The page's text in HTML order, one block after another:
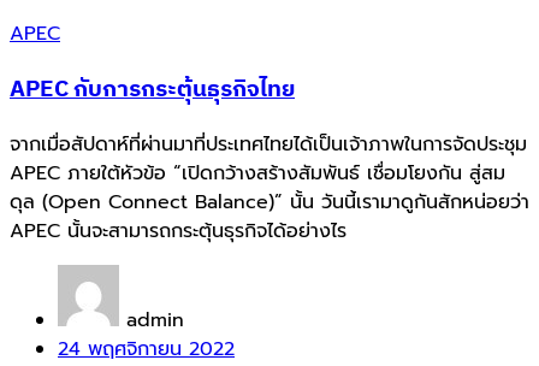
APEC
APEC กับการกระตุ้นธุรกิจไทย
จากเมื่อสัปดาห์ที่ผ่านมาที่ประเทศไทยได้เป็นเจ้าภาพในการจัดประชุม
APEC ภายใต้หัวข้อ “เปิดกว้างสร้างสัมพันธ์ เชื่อมโยงกัน สู่สม
ดุล (Open Connect Balance)” นั้น วันนี้เรามาดูกันสักหน่อยว่า
APEC นั้นจะสามารถกระตุ้นธุรกิจได้อย่างไร
admin
24 พฤศจิกายน 2022